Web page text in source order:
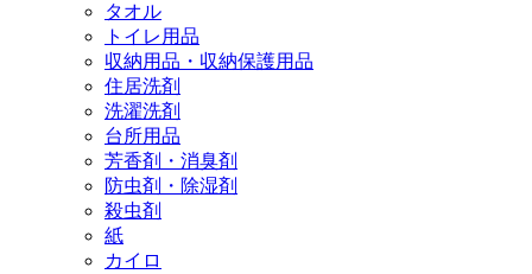
タオル
トイレ用品
収納用品・収納保護用品
住居洗剤
洗濯洗剤
台所用品
芳香剤・消臭剤
防虫剤・除湿剤
殺虫剤
紙
カイロ